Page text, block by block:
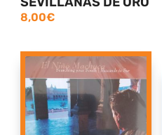
8,00€